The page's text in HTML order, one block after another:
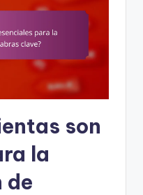
son
la
de